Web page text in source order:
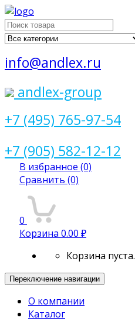
Поиск
для:
info@andlex.ru
andlex-group
+7 (495) 765-97-54
+7 (905) 582-12-12
В избранное (0)
Сравнить (0)
0
Корзина 0.00 ₽
Корзина пуста.
Переключение навигации
О компании
Каталог